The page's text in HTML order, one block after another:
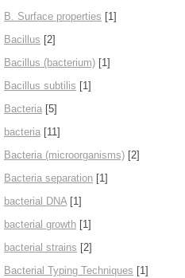
B. Surface properties [1]
Bacillus [2]
Bacillus (bacterium) [1]
Bacillus subtilis [1]
Bacteria [5]
bacteria [11]
Bacteria (microorganisms) [2]
Bacteria separation [1]
bacterial DNA[1]
bacterial growth [1]
bacterial strains [2]
Bacterial Typing Techniques [1]